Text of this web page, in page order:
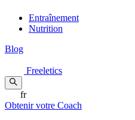
Entraînement
Nutrition
Blog
Freeletics
fr
Obtenir votre Coach